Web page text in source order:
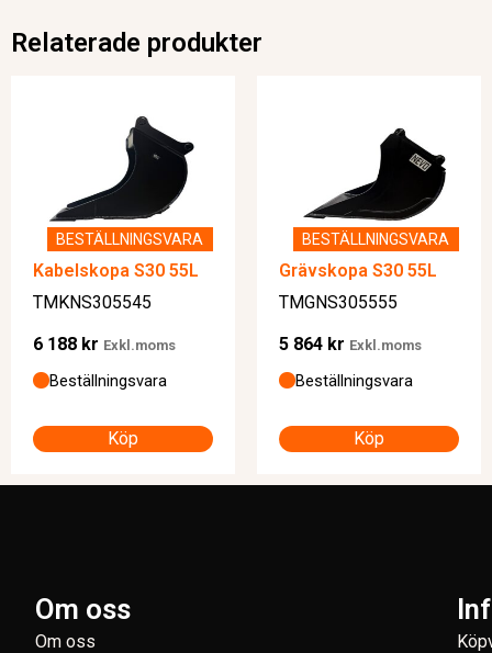
Relaterade produkter
BESTÄLLNINGSVARA
Kabelskopa S30 55L
TMKNS305545
6 188 kr Exkl.moms
Beställningsvara
Köp
BESTÄLLNINGSVARA
Grävskopa S30 55L
TMGNS305555
5 864 kr Exkl.moms
Beställningsvara
Köp
Om oss
Om oss